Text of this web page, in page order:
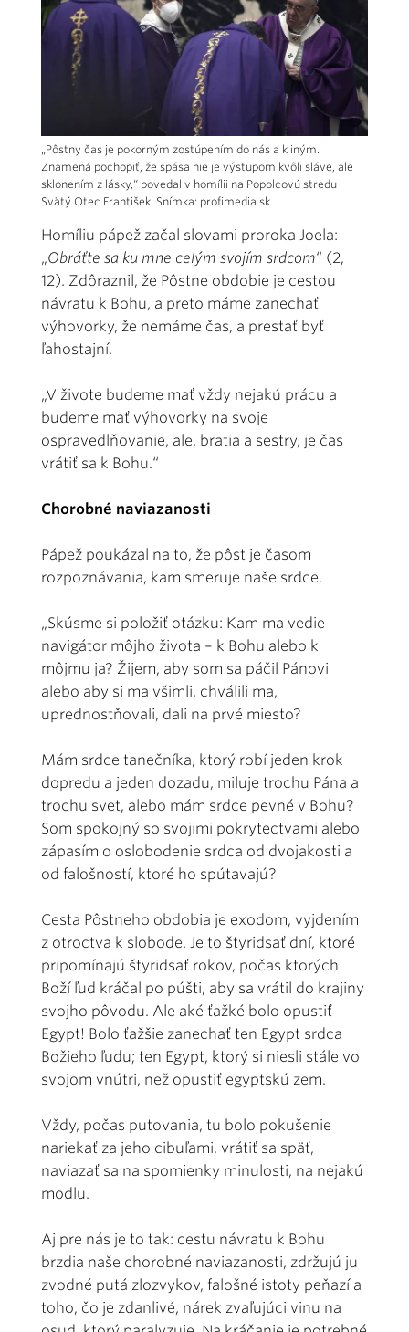
„Pôstny čas je pokorným zostúpením do nás a k iným.
Znamená pochopiť, že spása nie je výstupom kvôli sláve, ale
sklonením z lásky,“ povedal v homílii na Popolcovú stredu
Svätý Otec František. Snímka: profimedia.sk
Homíliu pápež začal slovami proroka Joela:
„Obráťte sa ku mne celým svojím srdcom“ (2,
12). Zdôraznil, že Pôstne obdobie je cestou
návratu k Bohu, a preto máme zanechať
výhovorky, že nemáme čas, a prestať byť
ľahostajní.
„V živote budeme mať vždy nejakú prá­cu a
budeme mať výhovorky na svoje
ospravedlňovanie, ale, bratia a sestry, je čas
vrátiť sa k Bohu.“
Chorobné naviazanosti
Pápež poukázal na to, že pôst je časom
rozpoznávania, kam smeruje naše srdce.
„Skúsme si položiť otázku: Kam ma vedie
navigátor môjho života – k Bohu alebo k
môjmu ja? Žijem, aby som sa páčil Pánovi
alebo aby si ma všimli, chválili ma,
uprednostňovali, dali na prvé miesto?
Mám srdce tanečníka, ktorý robí jeden krok
dopredu a jeden dozadu, miluje trochu Pána a
trochu svet, alebo mám srdce pevné v Bohu?
Som spokojný so svojimi pokrytectvami alebo
zápasím o oslobodenie srdca od dvojakosti a
od falošností, ktoré ho spútavajú?
Cesta Pôstneho obdobia je exodom, vyjdením
z otroctva k slobode. Je to štyridsať dní, ktoré
pripomínajú štyridsať rokov, počas ktorých
Boží ľud kráčal po púšti, aby sa vrátil do krajiny
svojho pôvodu. Ale aké ťažké bolo opustiť
Egypt! Bolo ťažšie zanechať ten Egypt srdca
Božieho ľudu; ten Egypt, ktorý si niesli stále vo
svojom vnútri, než opustiť egyptskú zem.
Vždy, počas putovania, tu bolo pokušenie
nariekať za jeho cibuľami, vrátiť sa späť,
naviazať sa na spomienky minulosti, na nejakú
modlu.
Aj pre nás je to tak: cestu ná­vratu k Bohu
brzdia naše chorobné naviazanosti, zdržujú ju
zvodné putá zlozvykov, falošné istoty peňazí a
toho, čo je zdanlivé, nárek zvaľujúci vinu na